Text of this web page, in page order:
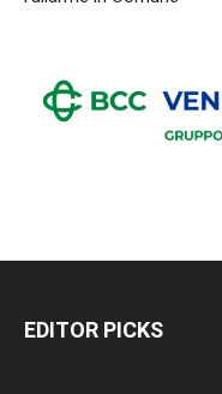
EDITOR PICKS